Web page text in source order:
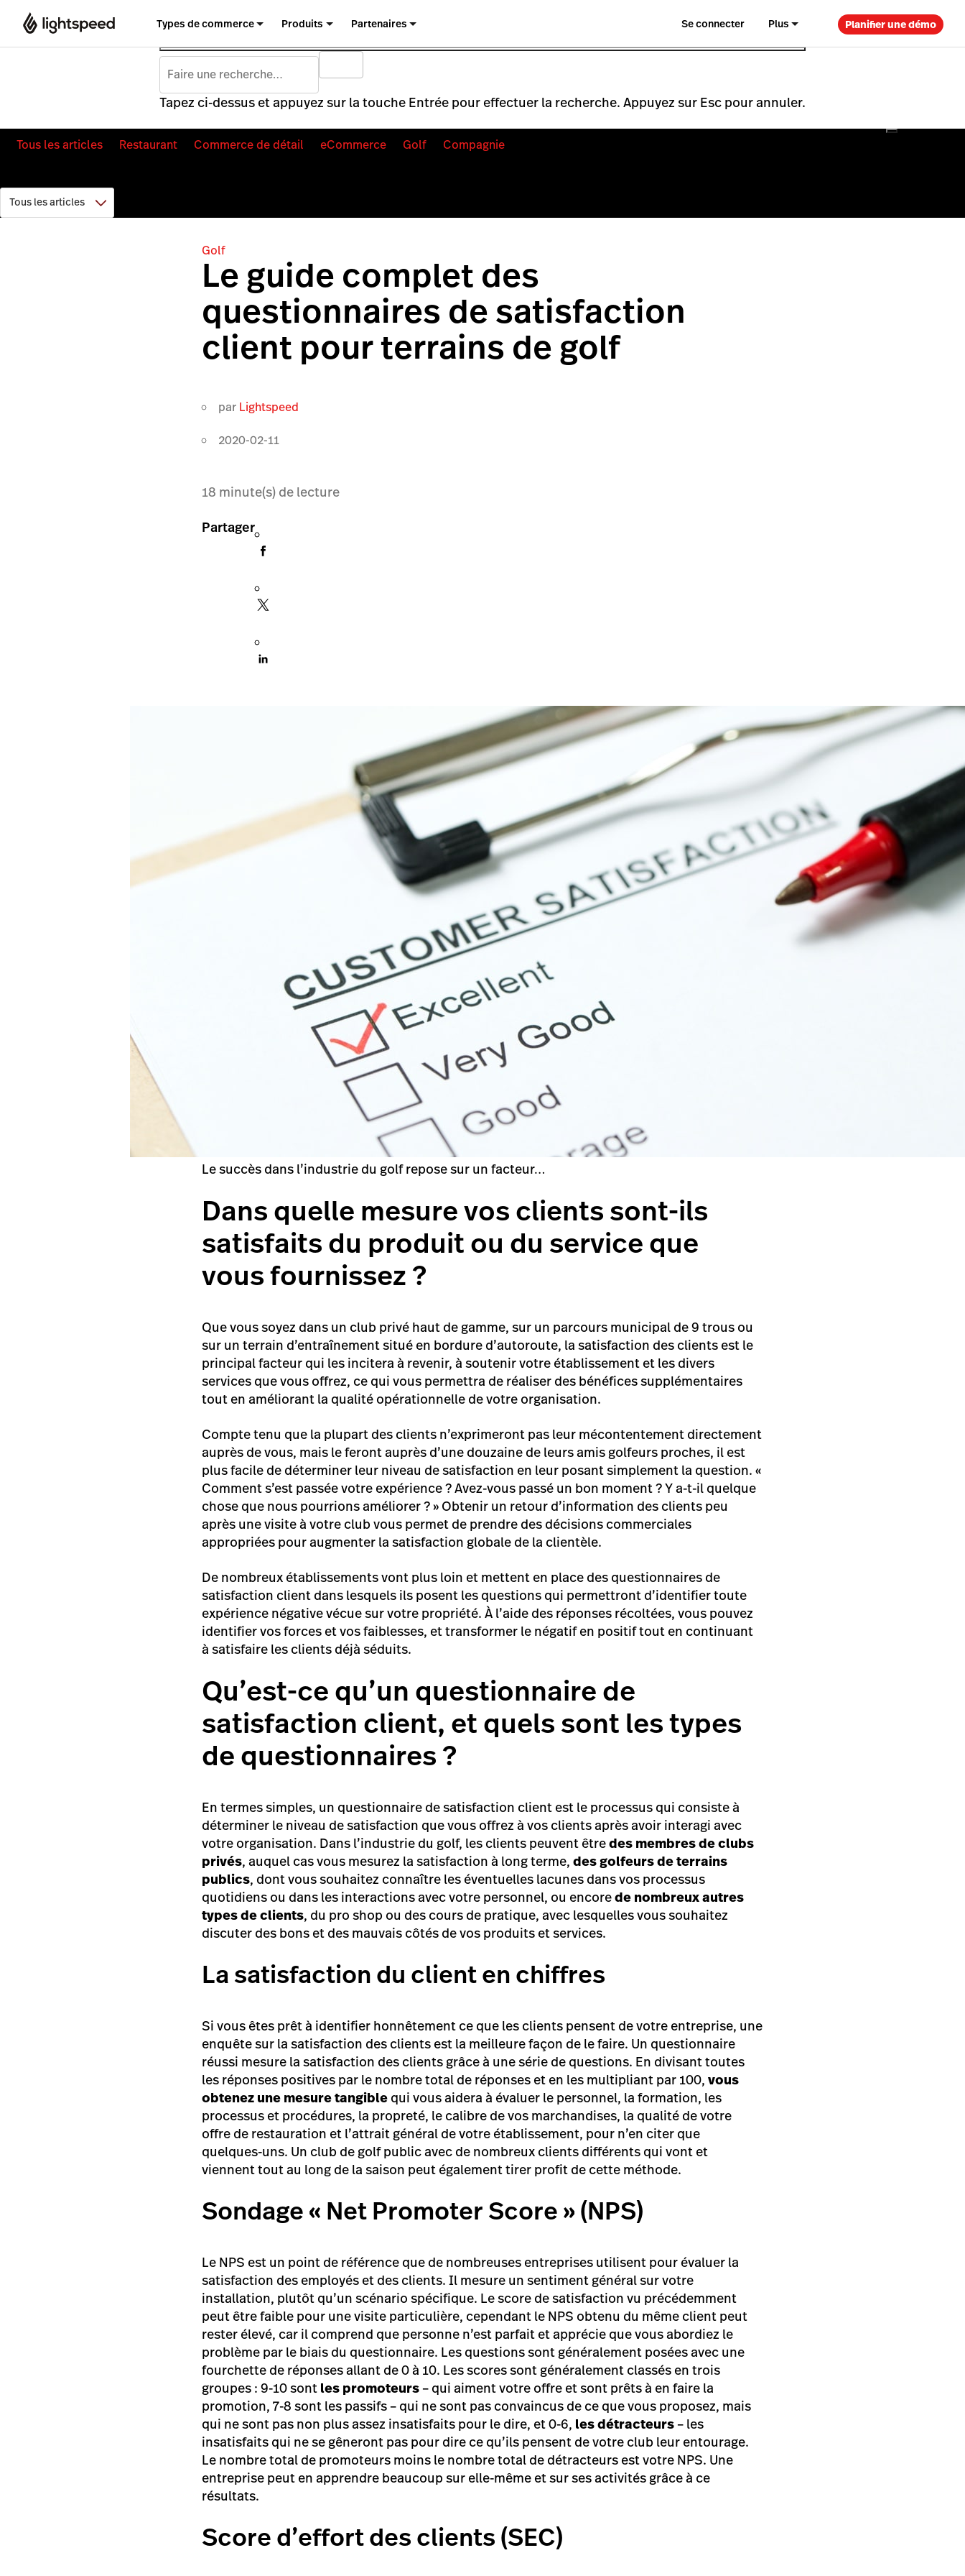
Types de commerce Produits Partenaires Se connecter Plus Planifier une démo
Tapez ci-dessus et appuyez sur la touche Entrée pour effectuer la recherche. Appuyez sur Esc pour annuler.
Tous les articles Restaurant Commerce de détail eCommerce Golf Compagnie
Golf
Le guide complet des
questionnaires de satisfaction
client pour terrains de golf
par Lightspeed
2020-02-11
18 minute(s) de lecture
Partager
Le succès dans l’industrie du golf repose sur un facteur…
Dans quelle mesure vos clients sont-ils
satisfaits du produit ou du service que
vous fournissez ?
Que vous soyez dans un club privé haut de gamme, sur un parcours municipal de 9 trous ou
sur un terrain d’entraînement situé en bordure d’autoroute, la satisfaction des clients est le
principal facteur qui les incitera à revenir, à soutenir votre établissement et les divers
services que vous offrez, ce qui vous permettra de réaliser des bénéfices supplémentaires
tout en améliorant la qualité opérationnelle de votre organisation.
Compte tenu que la plupart des clients n’exprimeront pas leur mécontentement directement
auprès de vous, mais le feront auprès d’une douzaine de leurs amis golfeurs proches, il est
plus facile de déterminer leur niveau de satisfaction en leur posant simplement la question. «
Comment s’est passée votre expérience ? Avez-vous passé un bon moment ? Y a-t-il quelque
chose que nous pourrions améliorer ? » Obtenir un retour d’information des clients peu
après une visite à votre club vous permet de prendre des décisions commerciales
appropriées pour augmenter la satisfaction globale de la clientèle.
De nombreux établissements vont plus loin et mettent en place des questionnaires de
satisfaction client dans lesquels ils posent les questions qui permettront d’identifier toute
expérience négative vécue sur votre propriété. À l’aide des réponses récoltées, vous pouvez
identifier vos forces et vos faiblesses, et transformer le négatif en positif tout en continuant
à satisfaire les clients déjà séduits.
Qu’est-ce qu’un questionnaire de
satisfaction client, et quels sont les types
de questionnaires ?
En termes simples, un questionnaire de satisfaction client est le processus qui consiste à
déterminer le niveau de satisfaction que vous offrez à vos clients après avoir interagi avec
votre organisation. Dans l’industrie du golf, les clients peuvent êtredes membres de clubs
privés, auquel cas vous mesurez la satisfaction à long terme,des golfeurs de terrains
publics, dont vous souhaitez connaître les éventuelles lacunes dans vos processus
quotidiens ou dans les interactions avec votre personnel, ou encorede nombreux autres
types de clients, du pro shop ou des cours de pratique, avec lesquelles vous souhaitez
discuter des bons et des mauvais côtés de vos produits et services.
La satisfaction du client en chiffres
Si vous êtes prêt à identifier honnêtement ce que les clients pensent de votre entreprise, une
enquête sur la satisfaction des clients est la meilleure façon de le faire. Un questionnaire
réussi mesure la satisfaction des clients grâce à une série de questions. En divisant toutes
les réponses positives par le nombre total de réponses et en les multipliant par 100,vous
obtenez une mesure tangible qui vous aidera à évaluer le personnel, la formation, les
processus et procédures, la propreté, le calibre de vos marchandises, la qualité de votre
offre de restauration et l’attrait général de votre établissement, pour n’en citer que
quelques-uns. Un club de golf public avec de nombreux clients différents qui vont et
viennent tout au long de la saison peut également tirer profit de cette méthode.
Sondage « Net Promoter Score » (NPS)
Le NPS est un point de référence que de nombreuses entreprises utilisent pour évaluer la
satisfaction des employés et des clients. Il mesure un sentiment général sur votre
installation, plutôt qu’un scénario spécifique. Le score de satisfaction vu précédemment
peut être faible pour une visite particulière, cependant le NPS obtenu du même client peut
rester élevé, car il comprend que personne n’est parfait et apprécie que vous abordiez le
problème par le biais du questionnaire. Les questions sont généralement posées avec une
fourchette de réponses allant de 0 à 10. Les scores sont généralement classés en trois
groupes : 9-10 sont les promoteurs– qui aiment votre offre et sont prêts à en faire la
promotion, 7-8 sont les passifs – qui ne sont pas convaincus de ce que vous proposez, mais
qui ne sont pas non plus assez insatisfaits pour le dire, et 0-6, les détracteurs– les
insatisfaits qui ne se gêneront pas pour dire ce qu’ils pensent de votre club leur entourage.
Le nombre total de promoteurs moins le nombre total de détracteurs est votre NPS. Une
entreprise peut en apprendre beaucoup sur elle-même et sur ses activités grâce à ce
résultats.
Score d’effort des clients (SEC)